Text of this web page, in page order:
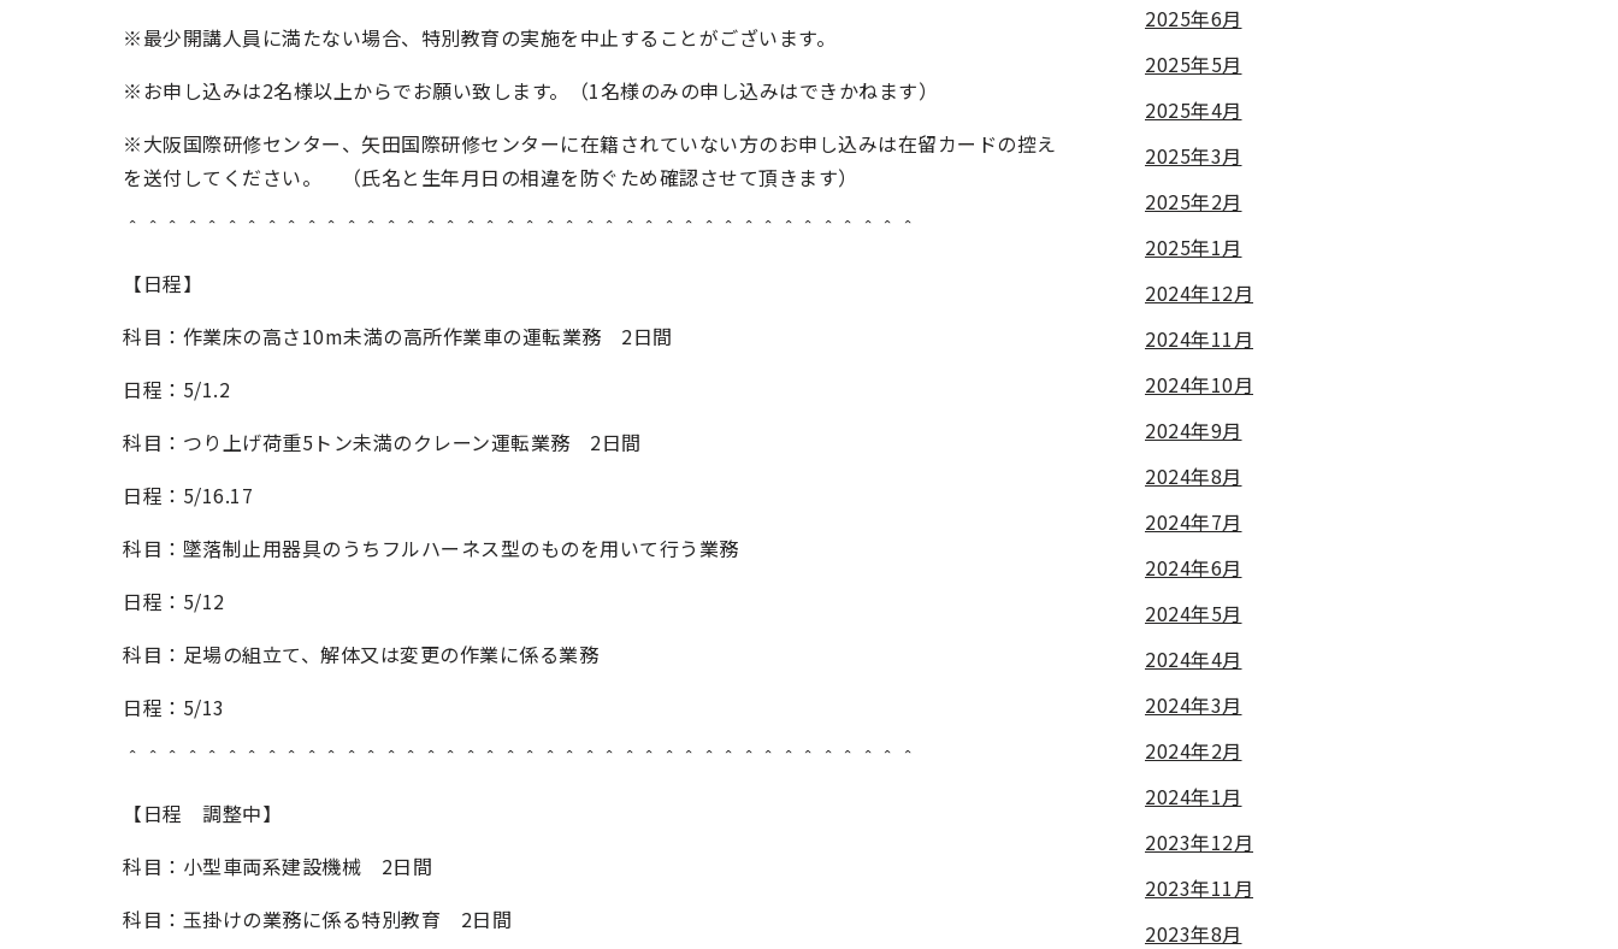
※最少開講人員に満たない場合、特別教育の実施を中止することがございます。
※お申し込みは2名様以上からでお願い致します。（1名様のみの申し込みはできかねます）
※大阪国際研修センター、矢田国際研修センターに在籍されていない方のお申し込みは在留カードの控え
を送付してください。 （氏名と生年月日の相違を防ぐため確認させて頂きます）
＾＾＾＾＾＾＾＾＾＾＾＾＾＾＾＾＾＾＾＾＾＾＾＾＾＾＾＾＾＾＾＾＾＾＾＾＾＾＾＾
【日程】
科目：作業床の高さ10m未満の高所作業車の運転業務 2日間
日程：5/1.2
科目：つり上げ荷重5トン未満のクレーン運転業務 2日間
日程：5/16.17
科目：墜落制止用器具のうちフルハーネス型のものを用いて行う業務
日程：5/12
科目：足場の組立て、解体又は変更の作業に係る業務
日程：5/13
＾＾＾＾＾＾＾＾＾＾＾＾＾＾＾＾＾＾＾＾＾＾＾＾＾＾＾＾＾＾＾＾＾＾＾＾＾＾＾＾
【日程 調整中】
科目：小型車両系建設機械 2日間
科目：玉掛けの業務に係る特別教育 2日間
2025年6月
2025年5月
2025年4月
2025年3月
2025年2月
2025年1月
2024年12月
2024年11月
2024年10月
2024年9月
2024年8月
2024年7月
2024年6月
2024年5月
2024年4月
2024年3月
2024年2月
2024年1月
2023年12月
2023年11月
2023年8月